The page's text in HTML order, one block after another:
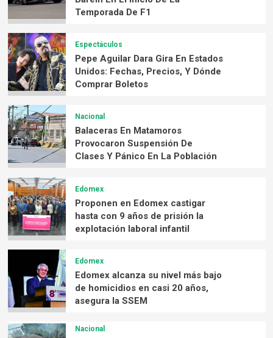
Temporada De F1
Espectáculos
Pepe Aguilar Dara Gira En Estados
Unidos: Fechas, Precios, Y Dónde
Comprar Boletos
Nacional
Balaceras En Matamoros
Provocaron Suspensión De
Clases Y Pánico En La Población
Edomex
Proponen en Edomex castigar
hasta con 9 años de prisión la
explotación laboral infantil
Edomex
Edomex alcanza su nivel más bajo
de homicidios en casi 20 años,
asegura la SSEM
Nacional